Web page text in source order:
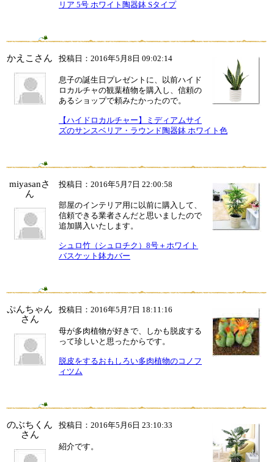
リア 5号 ホワイト陶器鉢 Sタイプ
かえこさん 投稿日：2016年5月8日 09:02:14
息子の誕生日プレゼントに、以前ハイド
ロカルチャの観葉植物を購入し、信頼の
あるショップで頼みたかったので。
【ハイドロカルチャー】ミディアムサイ
ズのサンスベリア・ラウンド陶器鉢 ホワイト色
miyasanさ
ん
投稿日：2016年5月7日 22:00:58
部屋のインテリア用に以前に購入して、
信頼できる業者さんだと思いましたので
追加購入いたします。
シュロ竹（シュロチク）8号＋ホワイト
バスケット鉢カバー
ぷんちゃん
さん
投稿日：2016年5月7日 18:11:16
母が多肉植物が好きで、しかも脱皮する
って珍しいと思ったからです。
脱皮をするおもしろい多肉植物のコノフ
ィツム
のぶちくん
さん
投稿日：2016年5月6日 23:10:33
紹介です。